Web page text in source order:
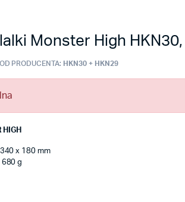
Monster High HKN30,
PRODUCENTA: HKN30 + HKN29
HIGH
x 180 mm
680 g